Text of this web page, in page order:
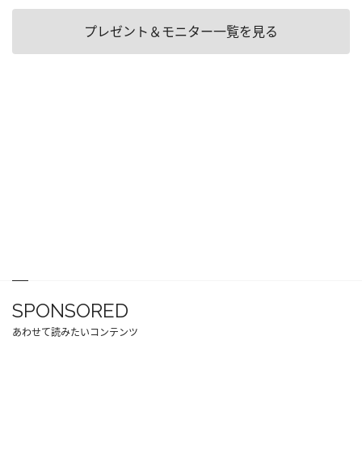
プレゼント＆モニター一覧を見る
SPONSORED
あわせて読みたいコンテンツ